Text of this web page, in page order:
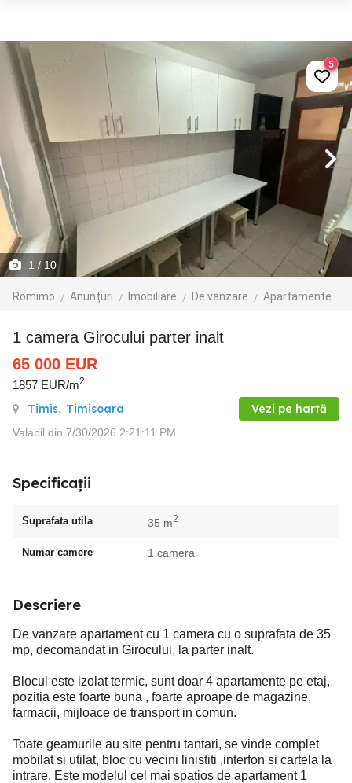
1 / 10
Romimo Anunțuri Imobiliare De vanzare Apartamente de vanzare
5
1 camera Girocului parter inalt
65 000 EUR
1857 EUR/m2
Timis, Timisoara Vezi pe hartă
Valabil din 7/30/2026 2:21:11 PM
Specificații
Suprafata utila 35 m2
Numar camere 1 camera
Descriere
De vanzare apartament cu 1 camera cu o suprafata de 35
mp, decomandat in Girocului, la parter inalt.
Blocul este izolat termic, sunt doar 4 apartamente pe etaj,
pozitia este foarte buna , foarte aproape de magazine,
farmacii, mijloace de transport in comun.
Toate geamurile au site pentru tantari, se vinde complet
mobilat si utilat, bloc cu vecini linistiti ,interfon si cartela la
intrare. Este modelul cel mai spatios de apartament 1